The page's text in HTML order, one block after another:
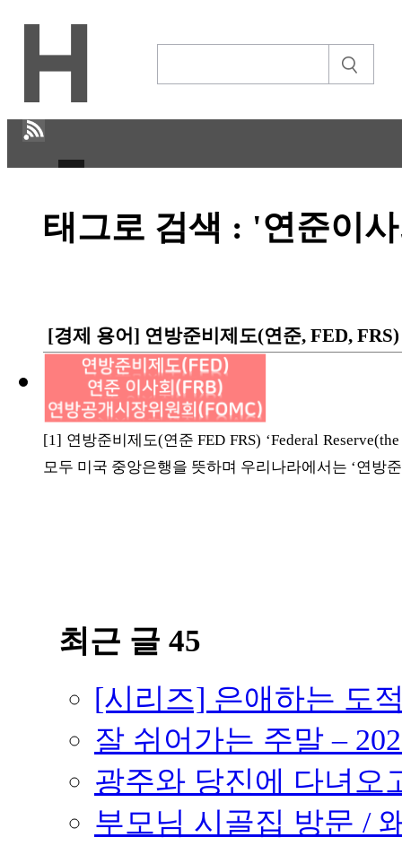
CULTURE
STORY
ABOUT
ETC
태그로 검색 : '연준이
[경제 용어] 연방준비제도(연준, FED,
[1] 연방준비제도(연준 FED FRS) ‘Federal Reserve(the
모두 미국 중앙은행을 뜻하며 우리나라에서는 ‘연방
최근 글 45
[시리즈] 은애하는 도
잘 쉬어가는 주말 –
광주와 당진에 다녀오
부모님 시골집 방문 /